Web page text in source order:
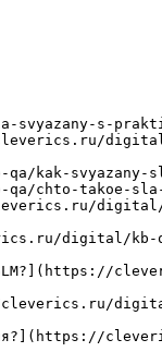
svyazany-s-
cleverics.ru/
qa/kak-
qa/chto-takoe-
digital/
cleverics.ru/